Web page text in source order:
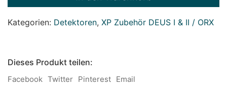
Kategorien: Detektoren, XP Zubehör DEUS I & II / ORX
Dieses Produkt teilen:
Facebook Twitter Pinterest Email